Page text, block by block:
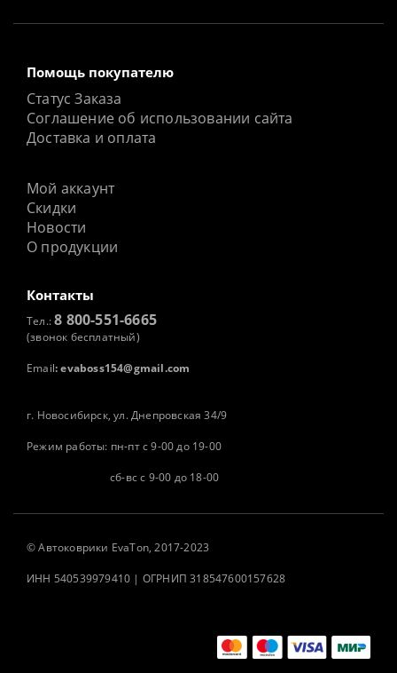
Помощь покупателю
Статус Заказа
Соглашение об использовании сайта
Доставка и оплата
Мой аккаунт
Скидки
Новости
О продукции
Контакты
Тел.:8 800-551-6665
(звонок бесплатный)
Email: evaboss154@gmail.com
г. Новосибирск, ул. Днепровская 34/9
Режим работы: пн-пт с 9-00 до 19-00
сб-вс с 9-00 до 18-00
©Автоковрики EvaTon, 2017-2023
ИНН 540539979410 | ОГРНИП 318547600157628